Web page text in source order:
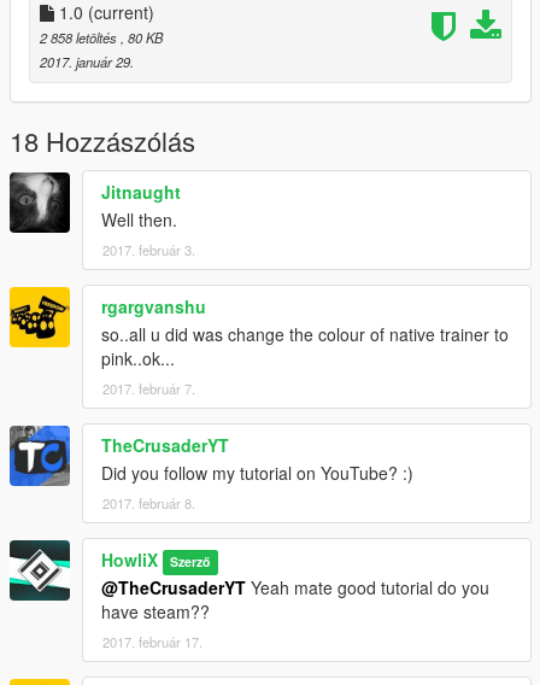
1.0 (current)
2 858 letöltés, 80 KB
2017. január 29.
18 Hozzászólás
Jitnaught
Well then.
2017. február 3.
rgargvanshu
so..all u did was change the colour of native trainer to
pink..ok...
2017. február 7.
TheCrusaderYT
Did you follow my tutorial on YouTube? :)
2017. február 8.
HowliX Szerző
@TheCrusaderYT Yeah mate good tutorial do you
have steam??
2017. február 17.